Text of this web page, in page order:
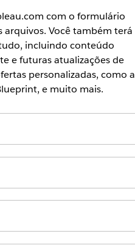
com o formulário
arquivos. Você também terá
incluindo conteúdo
e futuras atualizações de
personalizadas, como a
e muito mais.